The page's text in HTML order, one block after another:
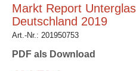
Markt Report
Deutschland 2019
Art.-Nr.: 201950753
PDF als Download